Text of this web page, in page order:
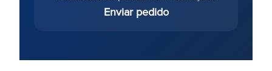
Enviar pedido